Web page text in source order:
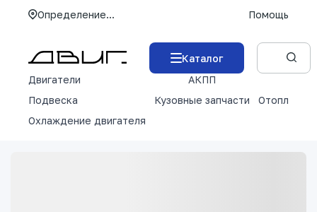
Определение... Помощь
Каталог
Двигатели
АКПП
Подвеска
Кузовные запчасти
Отопление
Охлаждение двигателя